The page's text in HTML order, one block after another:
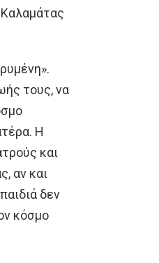
τους, να
Η
και
αν και
δεν
κόσμο